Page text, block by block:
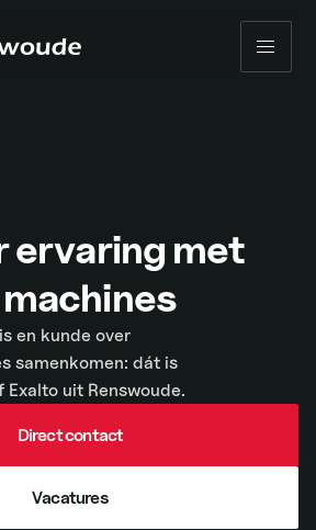
ervaring met
en kunde over
samenkomen: dát is
uit Renswoude.
Direct contact
Direct contact
Vacatures
Vacatures